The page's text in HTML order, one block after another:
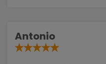
Antonio